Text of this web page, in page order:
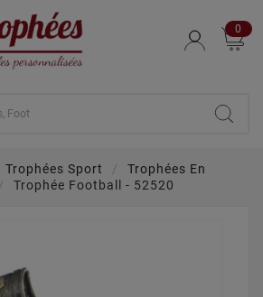
0
Trophées Sport
Trophées En
Trophée Football - 52520